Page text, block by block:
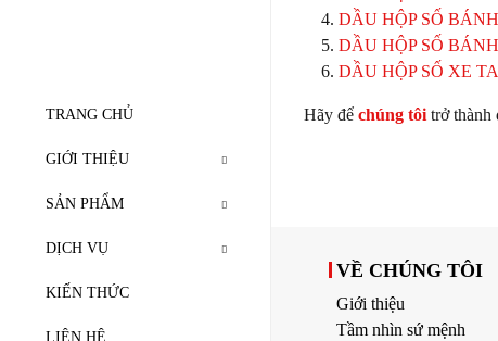
TRANG CHỦ
GIỚI THIỆU
SẢN PHẨM
DỊCH VỤ
KIẾN THỨC
LIÊN HỆ
DẦU HỘP SỐ
DẦU HỘP SỐ
DẦU HỘP SỐ XE
Hãy để chúng tôi trở thành
VỀ CHÚNG TÔI
Giới thiệu
Tầm nhìn sứ mệnh